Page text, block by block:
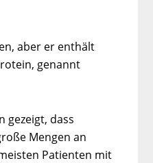
aber er enthält
genannt
gezeigt, dass
Mengen an
Patienten mit